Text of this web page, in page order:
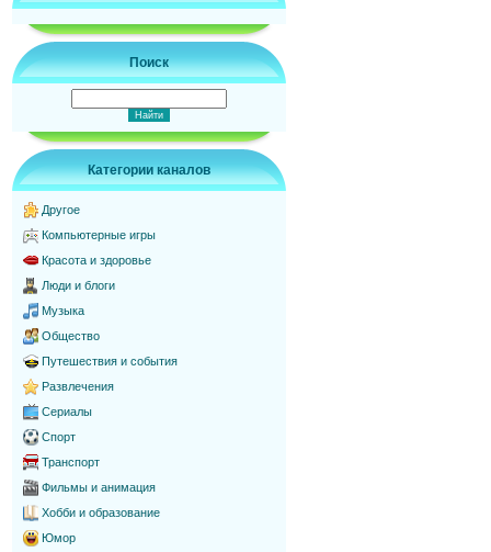
Поиск
Категории каналов
Другое
Компьютерные игры
Красота и здоровье
Люди и блоги
Музыка
Общество
Путешествия и события
Развлечения
Сериалы
Спорт
Транспорт
Фильмы и анимация
Хобби и образование
Юмор